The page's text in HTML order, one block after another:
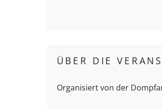
ÜBER DIE
Organisiert von der